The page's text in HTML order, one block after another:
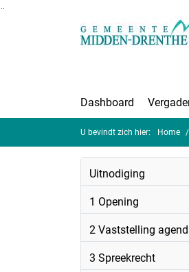
Dashboard
U bevindt zich hier: Home
Uitnodiging
1 Opening
2 Vaststelling
3 Spreekrecht